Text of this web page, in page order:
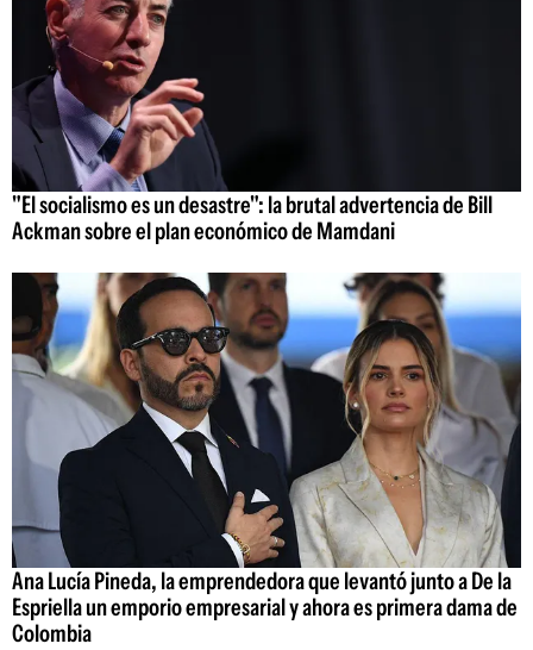
"El socialismo es un desastre": la brutal advertencia de Bill
Ackman sobre el plan económico de Mamdani
Ana Lucía Pineda, la emprendedora que levantó junto a De la
Espriella un emporio empresarial y ahora es primera dama de
Colombia